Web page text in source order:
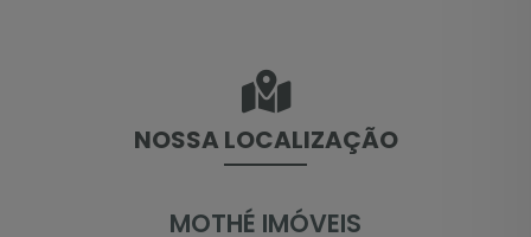
NOSSA LOCALIZAÇÃO
MOTHÉ IMÓVEIS